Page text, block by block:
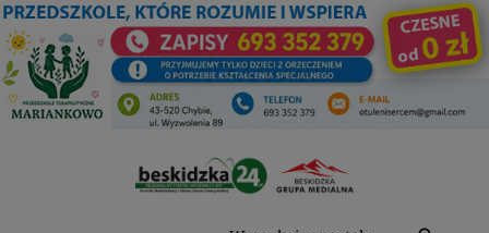
Przejdź
do
treści